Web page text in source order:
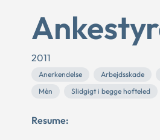
2011
Anerkendelse Arbejdsskade
Mèn
Slidgigt i begge hofteled
Resume: